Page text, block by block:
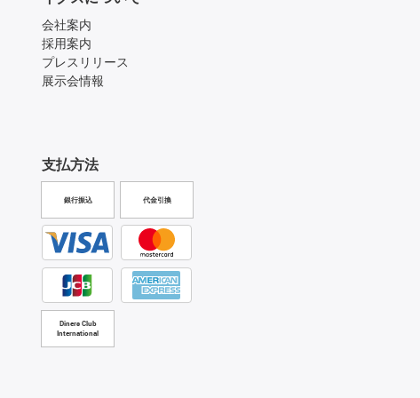
会社案内
採用案内
プレスリリース
展示会情報
支払方法
銀行振込 代金引換
Diners Club
International